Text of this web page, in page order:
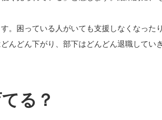
。困っている人がいても支援しなくなった
んどん下がり、部下はどんどん退職してい
る？